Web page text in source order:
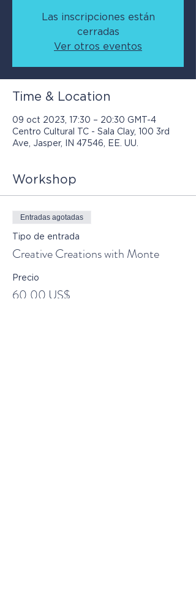
Las inscripciones están
cerradas
Ver otros eventos
Time & Location
09 oct 2023, 17:30 – 20:30 GMT-4
Centro Cultural TC - Sala Clay, 100 3rd
Ave, Jasper, IN 47546, EE. UU.
Workshop
Entradas agotadas
Tipo de entrada
Creative Creations with Monte
Precio
60,00 US$